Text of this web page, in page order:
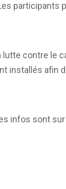
participants
contre le
installés afin
infos sont sur